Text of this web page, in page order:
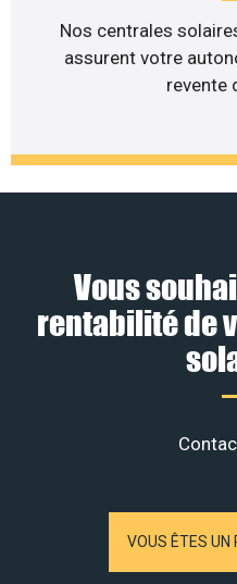
Nos centrales
assurent votre
revente
Vous
rentabilité de
VOUS ÊTES UN